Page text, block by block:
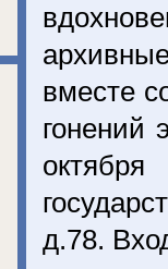
вместе
гонений
д.78.